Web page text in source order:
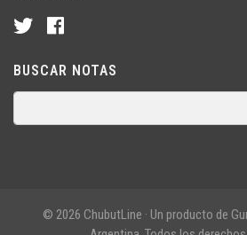
BUSCAR NOTAS
© 2026 ChubutLine · Un producto de